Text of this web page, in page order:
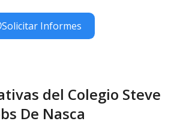
Solicitar Informes
del Colegio Steve
De Nasca